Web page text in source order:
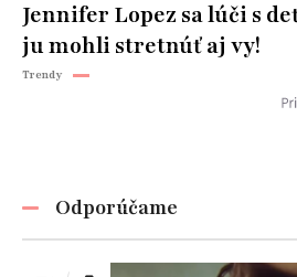
Jennifer Lopez sa lúči s
ju mohli stretnúť aj vy!
Trendy
Odporúčame